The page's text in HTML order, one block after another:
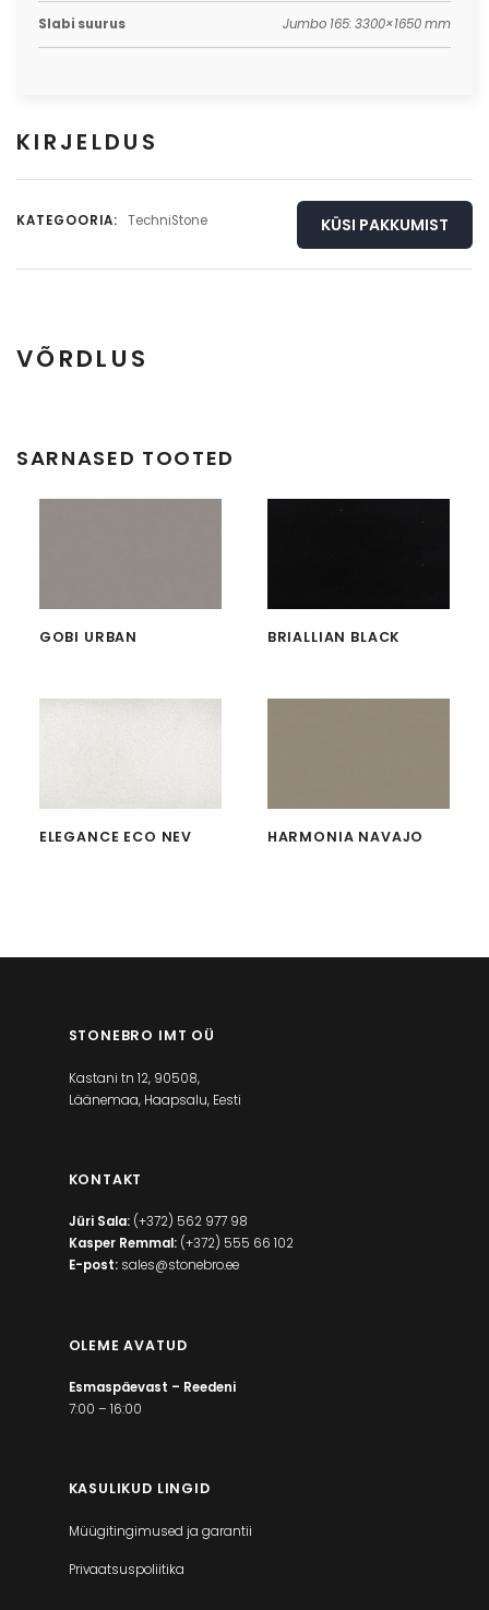
Slabi suurus Jumbo 165: 3300×1650 mm
KIRJELDUS
KATEGOORIA: TechniStone KÜSI PAKKUMIST
VÕRDLUS
Täisplaat
SARNASED TOOTED
GOBI URBAN BRIALLIAN BLACK
ELEGANCE ECO NEV HARMONIA NAVAJO
STONEBRO IMT OÜ
Kastani tn 12, 90508,
Läänemaa, Haapsalu, Eesti
KONTAKT
Jüri Sala: (+372) 562 977 98
Kasper Remmal: (+372) 555 66 102
E-post: sales@stonebro.ee
OLEME AVATUD
Esmaspäevast – Reedeni
7:00 – 16:00
KASULIKUD LINGID
Müügitingimused ja garantii
Privaatsuspoliitika